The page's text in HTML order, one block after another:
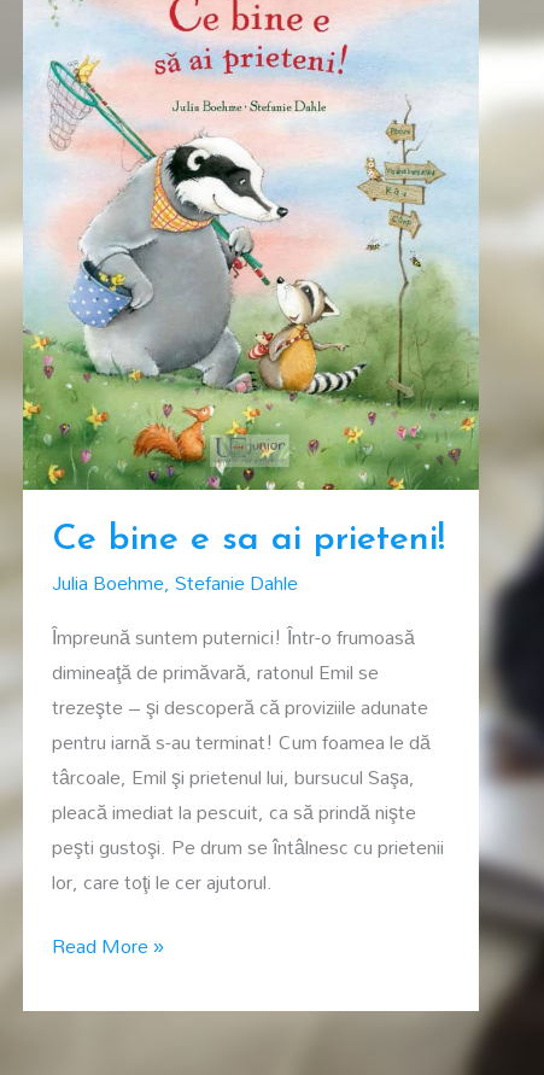
Ce bine e sa ai prieteni!
Julia Boehme,Stefanie Dahle
Împreună suntem puternici! Într-o frumoasă
dimineaţă de primăvară, ratonul Emil se
trezeşte – şi descoperă că proviziile adunate
pentru iarnă s-au terminat! Cum foamea le dă
târcoale, Emil şi prietenul lui, bursucul Saşa,
pleacă imediat la pescuit, ca să prindă nişte
peşti gustoşi. Pe drum se întâlnesc cu prietenii
lor, care toţi le cer ajutorul.
Ce
e
Read More »